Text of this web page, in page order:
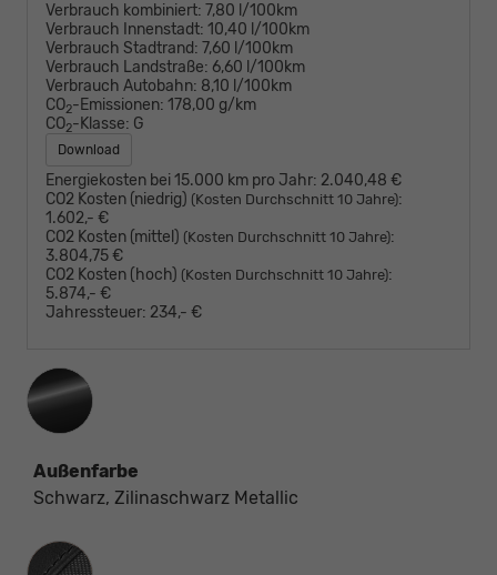
Verbrauch kombiniert: 7,80 l/100km
Verbrauch Innenstadt: 10,40 l/100km
Verbrauch Stadtrand: 7,60 l/100km
Verbrauch Landstraße: 6,60 l/100km
Verbrauch Autobahn: 8,10 l/100km
CO2-Emissionen: 178,00 g/km
CO2-Klasse: G
Download
Energiekosten bei 15.000 km pro Jahr: 2.040,48 €
CO2 Kosten (niedrig) (Kosten Durchschnitt 10 Jahre):
1.602,- €
CO2 Kosten (mittel) (Kosten Durchschnitt 10 Jahre):
3.804,75 €
CO2 Kosten (hoch) (Kosten Durchschnitt 10 Jahre):
5.874,- €
Jahressteuer: 234,- €
Außenfarbe
Schwarz, Zilinaschwarz Metallic
Innenausstattung